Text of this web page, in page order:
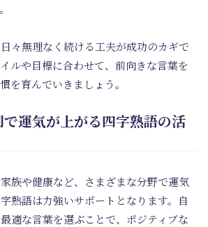
々無理なく続ける工夫が成功のカギで
ルや目標に合わせて、前向きな言葉を
を育んでいきましょう。
運気が上がる四字熟語の活
族や健康など、さまざまな分野で運気
熟語は力強いサポートとなります。自
適な言葉を選ぶことで、ポジティブな